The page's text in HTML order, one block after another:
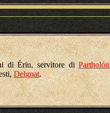
di Ériu, servitore diPartholón
Delgnat.